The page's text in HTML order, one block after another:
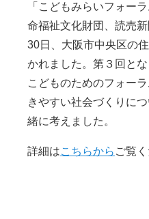
「こどもみらいフォー
命福祉文化財団、読売
30日、大阪市中央区の
かれました。第３回と
こどものためのフォー
きやすい社会づくりに
緒に考えました。
詳細はこちらから ご覧く